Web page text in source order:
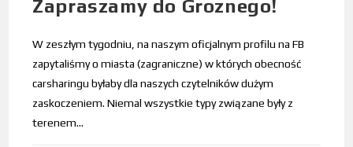
Zapraszamy do Groznego!
W zeszłym tygodniu, na naszym oficjalnym profilu na FB
zapytaliśmy o miasta (zagraniczne) w których obecność
carsharingu byłaby dla naszych czytelników dużym
zaskoczeniem. Niemal wszystkie typy związane były z
terenem…